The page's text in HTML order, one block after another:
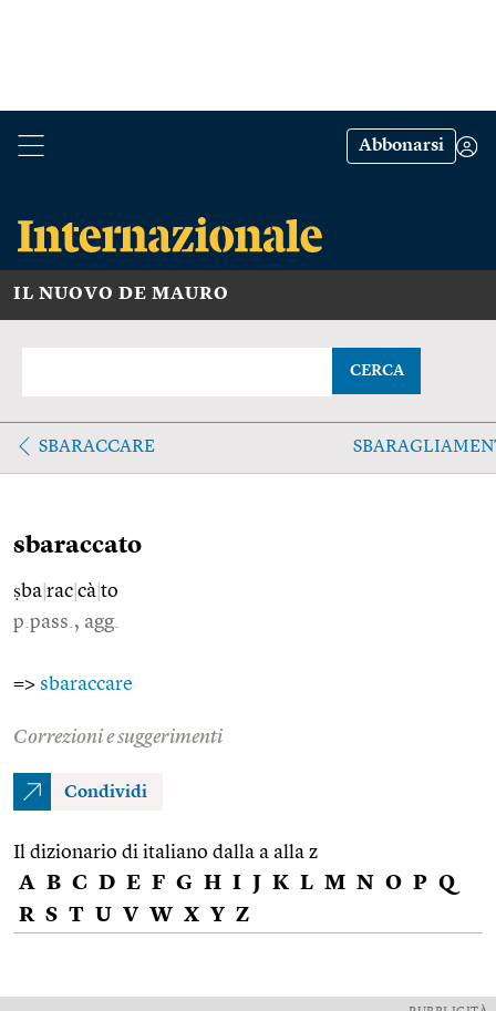
Abbonarsi
IL NUOVO DE MAURO
CERCA
SBARACCARE
sbaraccato
ṣba rac cà to
p.pass., agg.
=> sbaraccare
Correzioni e suggerimenti
Condividi
Il dizionario di italiano dalla a alla z
A B C D E F G H I J K L M N O P Q
R S T U V W X Y Z